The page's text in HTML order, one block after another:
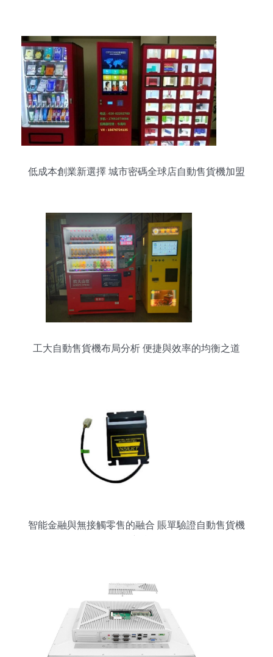
低成本創業新選擇 城市密碼全球店自動售貨機加盟
工大自動售貨機布局分析 便捷與效率的均衡之道
智能金融與無接觸零售的融合 賬單驗證自動售貨機